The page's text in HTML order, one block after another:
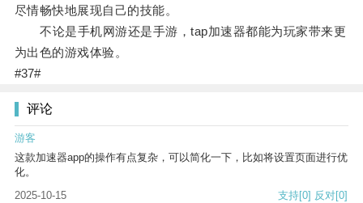
尽情畅快地展现自己的技能。
不论是手机网游还是手游，tap加速器都能为玩家带来更
为出色的游戏体验。
#37#
评论
游客
这款加速器app的操作有点复杂，可以简化一下，比如将设置页面进行优
化。
2025-10-15
支持[0] 反对[0]